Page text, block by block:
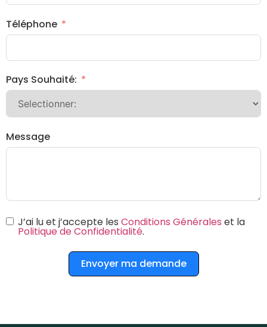
Téléphone
Pays Souhaité:
Message
J’ai lu et j’accepte les Conditions Générales et la
Politique de Confidentialité.
Envoyer ma demande